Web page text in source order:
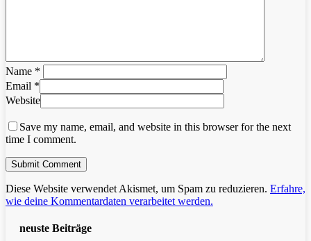
Name *
Email *
Website
Save my name, email, and website in this browser for the next
time I comment.
Diese Website verwendet Akismet, um Spam zu reduzieren. Erfahre,
wie deine Kommentardaten verarbeitet werden.
neuste Beiträge